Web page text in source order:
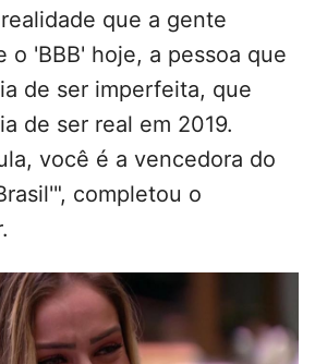
que a gente
o 'BBB' hoje, a pessoa que
de ser imperfeita, que
de ser real em 2019.
você é a vencedora do
completou o